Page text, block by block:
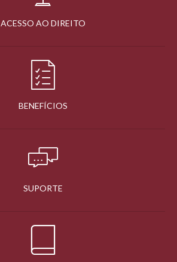
ACESSO AO DIREITO
BENEFÍCIOS
SUPORTE